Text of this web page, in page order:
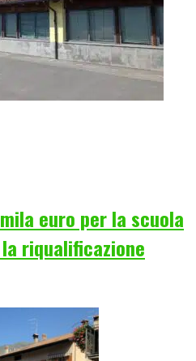
euro per la scuola
riqualificazione